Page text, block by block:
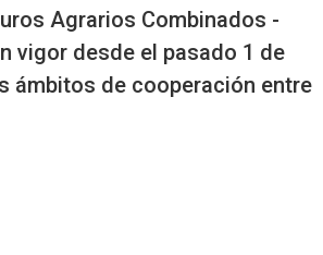
Agrarios Combinados -
vigor desde el pasado 1 de
ámbitos de cooperación entre